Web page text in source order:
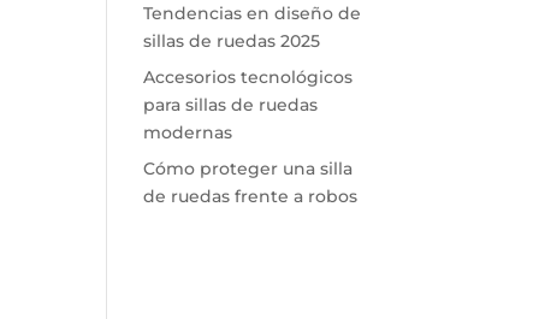
Tendencias en diseño de
sillas de ruedas 2025
Accesorios tecnológicos
para sillas de ruedas
modernas
Cómo proteger una silla
de ruedas frente a robos